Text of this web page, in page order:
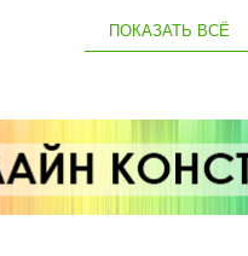
ПОКАЗАТЬ ВСЁ